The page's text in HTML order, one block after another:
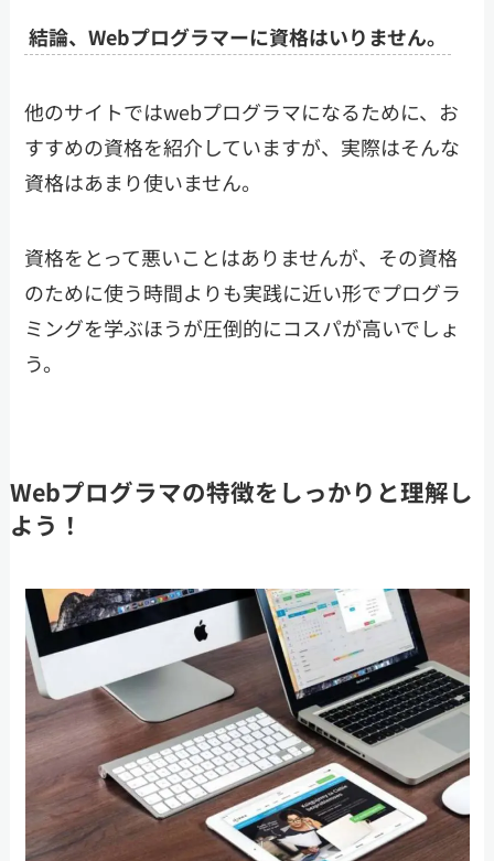
結論、Webプログラマーに資格はいりません。
他のサイトではwebプログラマになるために、お
すすめの資格を紹介していますが、実際はそんな
資格はあまり使いません。
資格をとって悪いことはありませんが、その資格
のために使う時間よりも実践に近い形でプログラ
ミングを学ぶほうが圧倒的にコスパが高いでしょ
う。
Webプログラマの特徴をしっかりと理解し
よう！